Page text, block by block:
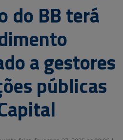
do BB terá
a gestores
públicas